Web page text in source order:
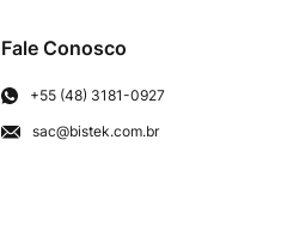
Fale Conosco
+55 (48) 3181-0927
sac@bistek.com.br